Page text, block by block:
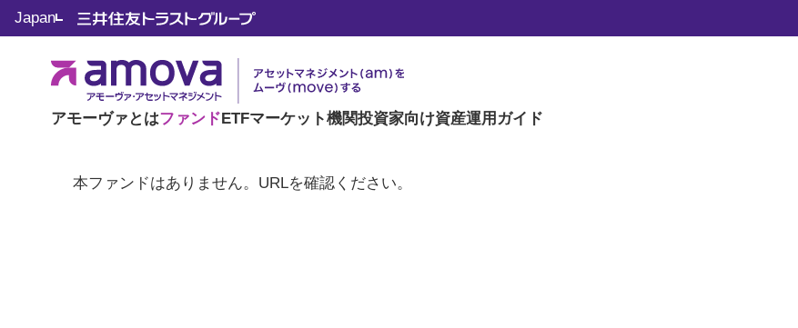
アモーヴァとはファンドETFマーケット機関投資家向け資産運用ガイド
Japan
本ファンドはありません。URLを確認ください。